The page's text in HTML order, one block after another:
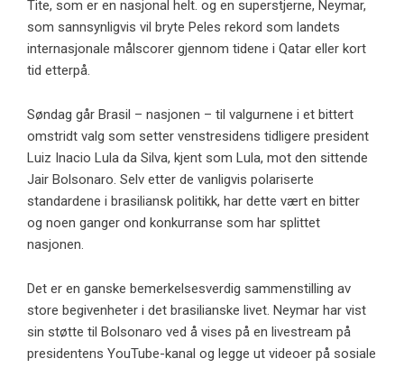
Tite, som er en nasjonal helt. og en superstjerne, Neymar,
som sannsynligvis vil bryte Peles rekord som landets
internasjonale målscorer gjennom tidene i Qatar eller kort
tid etterpå.
Søndag går Brasil – nasjonen – til valgurnene i et bittert
omstridt valg som setter venstresidens tidligere president
Luiz Inacio Lula da Silva, kjent som Lula, mot den sittende
Jair Bolsonaro. Selv etter de vanligvis polariserte
standardene i brasiliansk politikk, har dette vært en bitter
og noen ganger ond konkurranse som har splittet
nasjonen.
Det er en ganske bemerkelsesverdig sammenstilling av
store begivenheter i det brasilianske livet. Neymar har vist
sin støtte til Bolsonaro ved å vises på en livestream på
presidentens YouTube-kanal og legge ut videoer på sosiale